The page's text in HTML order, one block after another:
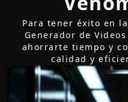
Para tener éxito en
Generador de
ahorrarte tiempo y
calidad y